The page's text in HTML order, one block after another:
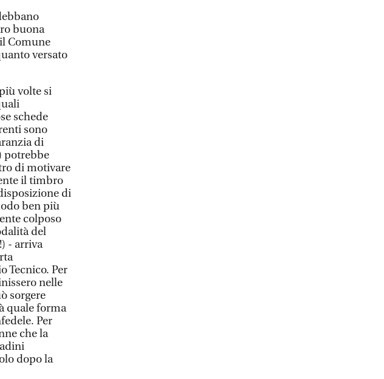
buona
Comune
versato
volte si
schede
sono
di
potrebbe
di motivare
il timbro
di
ben più
colposo
del
- arriva
Tecnico. Per
nelle
sorgere
quale forma
Per
che la
dopo la